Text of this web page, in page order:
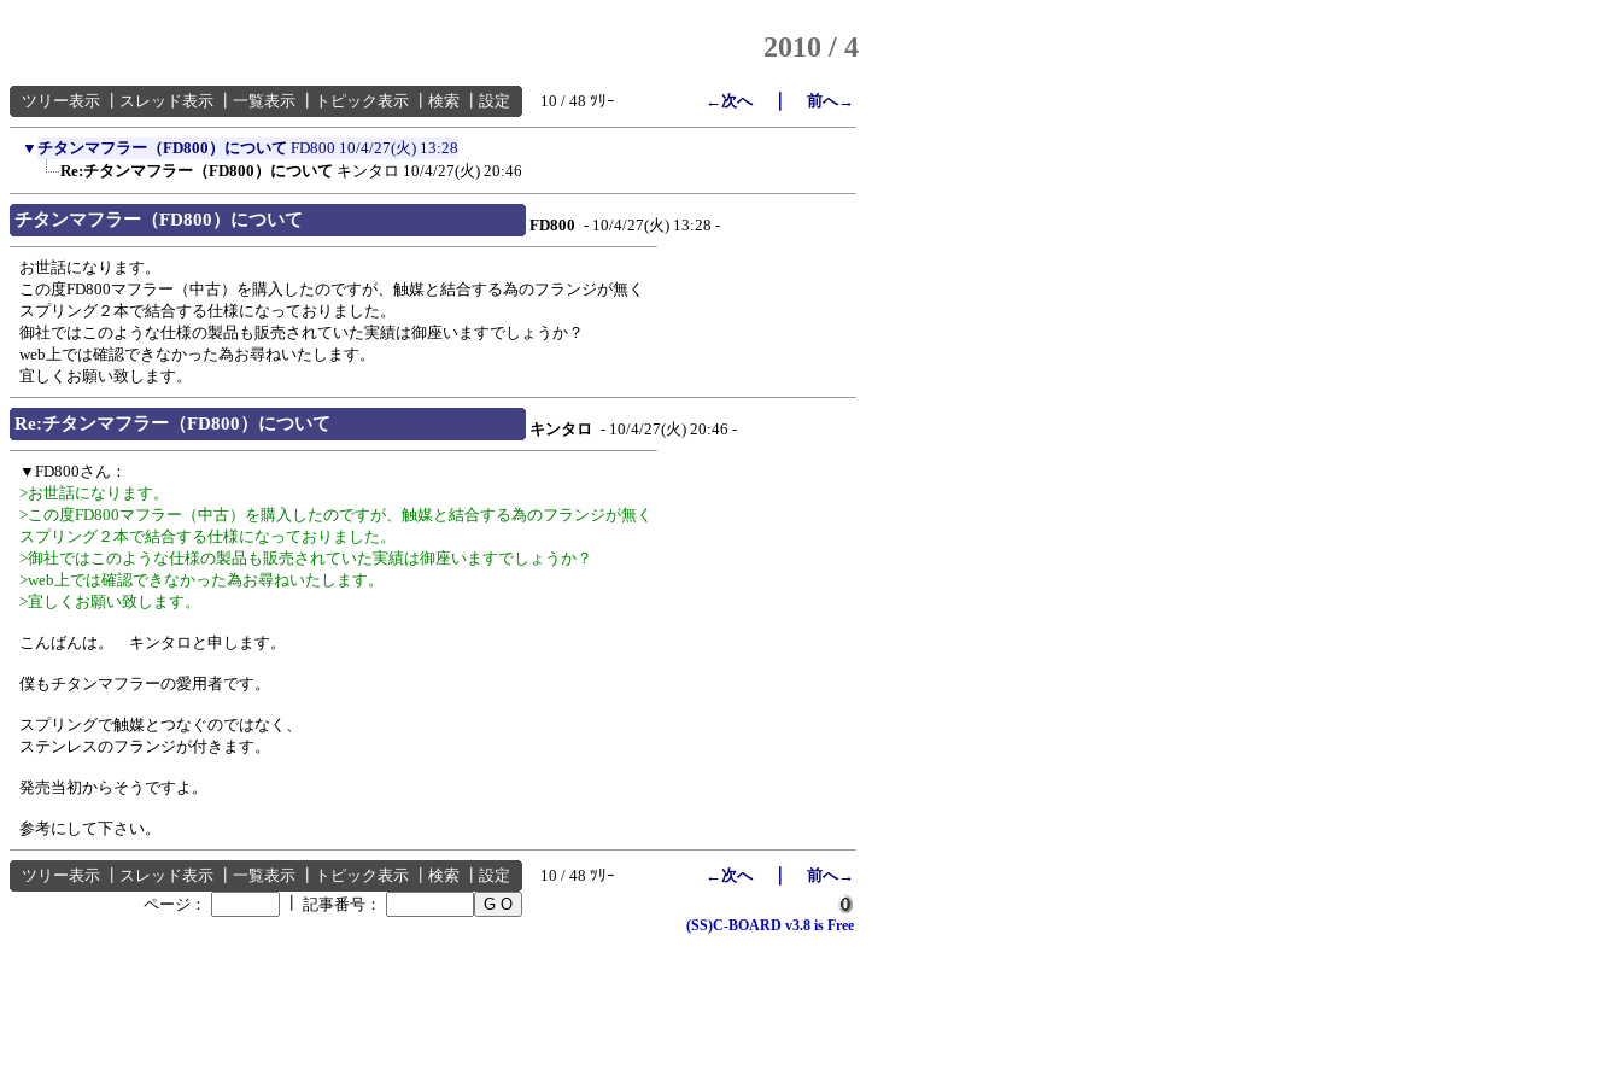
2010 / 4
ツリー表示 スレッド表示 一覧表示 トピック表示 検索 設定 10 / 48 ﾂﾘｰ ←次へ｜ 前へ→
▼ チタンマフラー（FD800）について FD800 10/4/27(火) 13:28
Re:チタンマフラー（FD800）について キンタロ 10/4/27(火) 20:46
チタンマフラー（FD800）について FD800 - 10/4/27(火) 13:28 -
お世話になります。
この度FD800マフラー（中古）を購入したのですが、触媒と結合する為のフランジが無く
スプリング２本で結合する仕様になっておりました。
御社ではこのような仕様の製品も販売されていた実績は御座いますでしょうか？
web上では確認できなかった為お尋ねいたします。
宜しくお願い致します。
Re:チタンマフラー（FD800）について キンタロ - 10/4/27(火) 20:46 -
▼FD800さん：
>お世話になります。
>この度FD800マフラー（中古）を購入したのですが、触媒と結合する為のフランジが無く
スプリング２本で結合する仕様になっておりました。
>御社ではこのような仕様の製品も販売されていた実績は御座いますでしょうか？
>web上では確認できなかった為お尋ねいたします。
>宜しくお願い致します。
こんばんは。 キンタロと申します。
僕もチタンマフラーの愛用者です。
スプリングで触媒とつなぐのではなく、
ステンレスのフランジが付きます。
発売当初からそうですよ。
参考にして下さい。
ツリー表示 スレッド表示 一覧表示 トピック表示 検索 設定 10 / 48 ﾂﾘｰ ←次へ｜ 前へ→
ページ：
記事番号：
(SS)C-BOARD v3.8 is Free